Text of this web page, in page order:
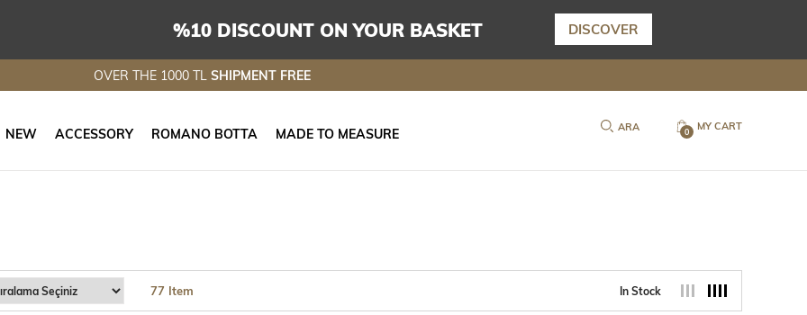
%10 DISCOUNT ON YOUR BASKET DISCOVER
OVER THE 1000 TL SHIPMENT FREE
MY CART
0
NEW ACCESSORY ROMANO BOTTA MADE TO MEASURE
In Stock
77 Item